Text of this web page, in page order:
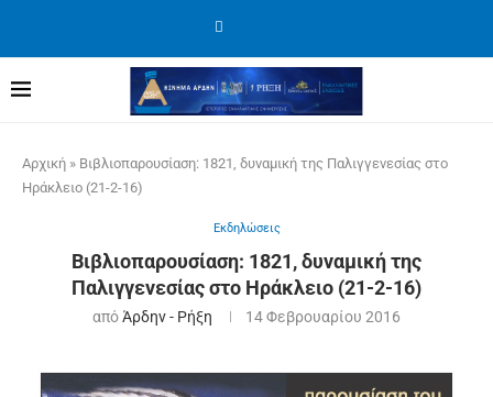
Αρχική » Βιβλιοπαρουσίαση: 1821, δυναμική της Παλιγγενεσίας στο
Ηράκλειο (21-2-16)
Εκδηλώσεις
Βιβλιοπαρουσίαση: 1821, δυναμική της
Παλιγγενεσίας στο Ηράκλειο (21-2-16)
απόΆρδην - Ρήξη 14 Φεβρουαρίου 2016